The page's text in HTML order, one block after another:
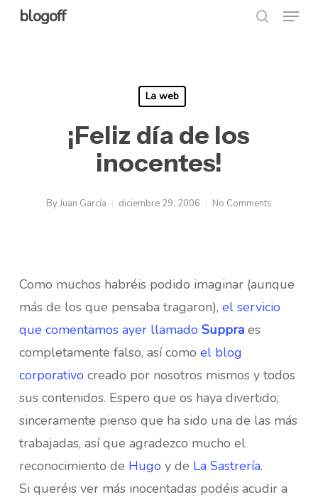
Skipblogoff Menu
La web
¡Feliz día de los
inocentes!
ByJuan García diciembre 29, 2006 No Comments
Como muchos habréis podido imaginar (aunque
más de los que pensaba tragaron), el servicio
que comentamos ayer llamado Suppraes
completamente falso, así como el blog
corporativocreado por nosotros mismos y todos
sus contenidos. Espero que os haya divertido;
sinceramente pienso que ha sido una de las más
trabajadas, así que agradezco mucho el
reconocimiento de Hugoy de La Sastrería.
Si queréis ver más inocentadas podéis acudir a